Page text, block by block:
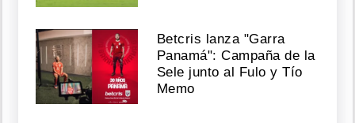
Betcris lanza "Garra
Panamá": Campaña de la
Sele junto al Fulo y Tío
Memo